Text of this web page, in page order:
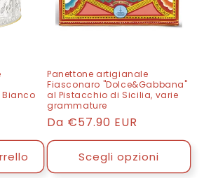
Panettone artigianale
Fiasconaro "Dolce&Gabbana"
al Pistacchio di Sicilia, varie
grammature
Prezzo
di
listino
Da €57.90 EUR
Scegli opzioni